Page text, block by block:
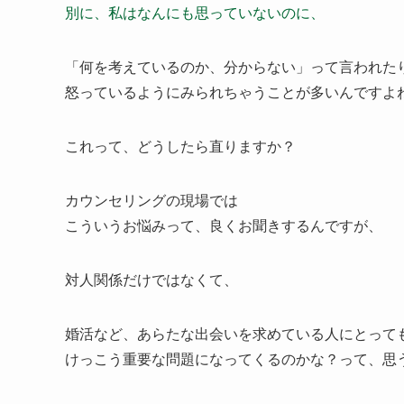
別に、私はなんにも思っていないのに、
「何を考えているのか、分からない」って言われた
怒っているようにみられちゃうことが多いんですよ
これって、どうしたら直りますか？
カウンセリングの現場では
こういうお悩みって、良くお聞きするんですが、
対人関係だけではなくて、
婚活など、あらたな出会いを求めている人にとって
けっこう重要な問題になってくるのかな？って、思